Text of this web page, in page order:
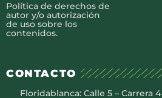
Política de derechos de
autor y/o autorización
de uso sobre los
contenidos.
CONTACTO
Floridablanca: Calle 5 – Carrera 4